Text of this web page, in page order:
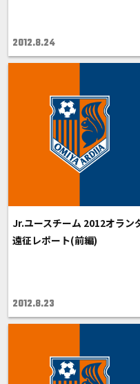
2012.8.24
Jr.ユースチーム 2012オラン
遠征レポート(前編)
2012.8.23